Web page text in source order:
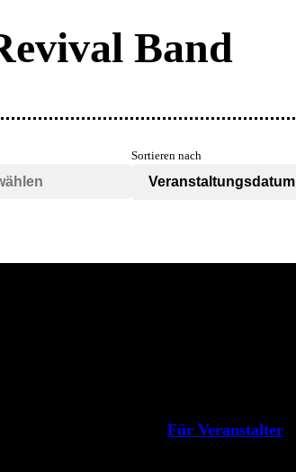
Band
Sortieren nach
Für Veranstalter